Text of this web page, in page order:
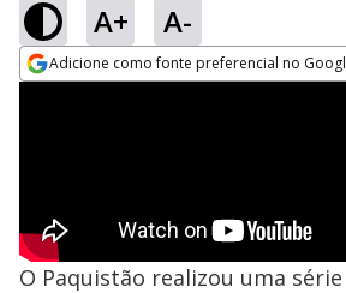
A+ A-
Adicione como fonte preferencial no
O Paquistão realizou uma